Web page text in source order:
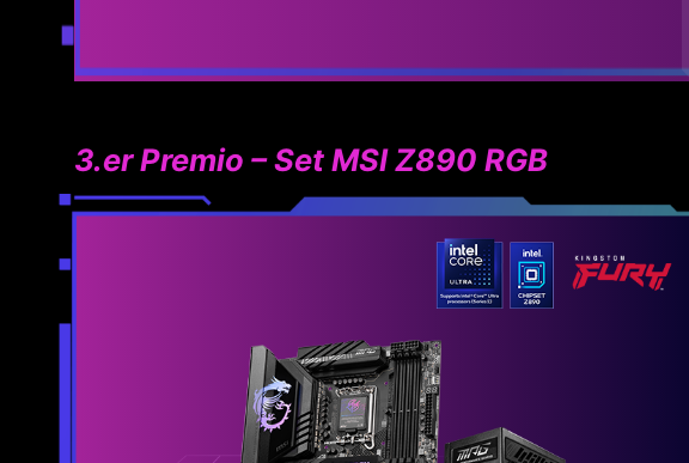
3.er Premio – Set MSI Z890 RGB